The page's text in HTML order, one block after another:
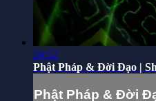
24:52
Phật Pháp & Đời Đạo |
Phật Pháp & Đời